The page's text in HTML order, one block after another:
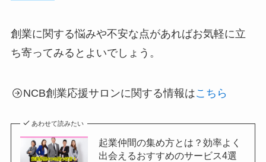
創業に関する悩みや不安な点があればお気軽に立
ち寄ってみるとよいでしょう。
NCB創業応援サロンに関する情報はこちら
あわせて読みたい
起業仲間の集め方とは？効率よく
出会えるおすすめのサービス4選